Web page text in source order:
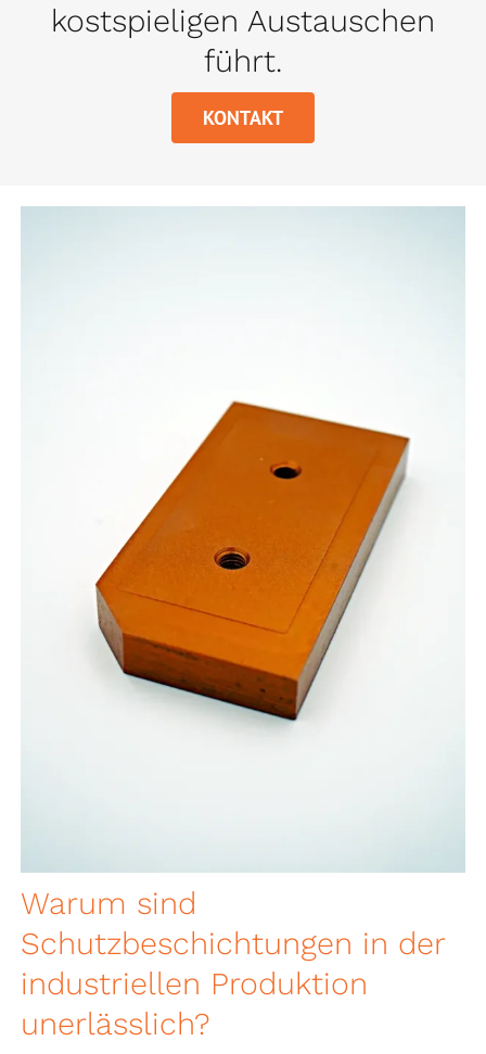
kostspieligen Austauschen
führt.
KONTAKT
Warum sind
Schutzbeschichtungen in der
industriellen Produktion
unerlässlich?